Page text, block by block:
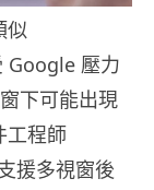
似
Google 壓力
下可能出現
工程師
援多視窗後